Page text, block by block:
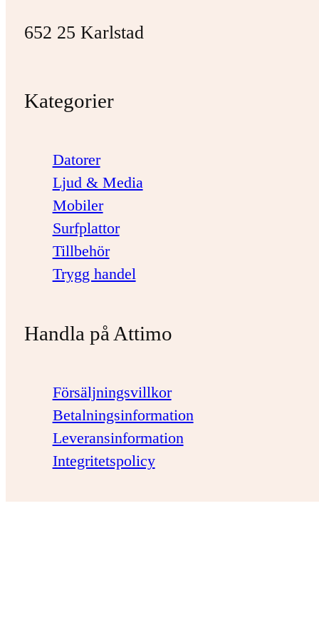
652 25 Karlstad
Kategorier
Datorer
Ljud & Media
Mobiler
Surfplattor
Tillbehör
Trygg handel
Handla på Attimo
Försäljningsvillkor
Betalningsinformation
Leveransinformation
Integritetspolicy